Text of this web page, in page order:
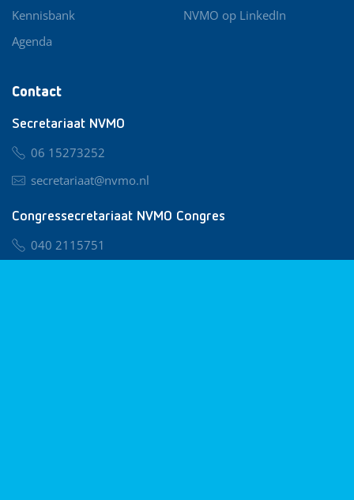
Contact
Secretariaat NVMO
06 15273252
secretariaat@nvmo.nl
Congressecretariaat NVMO Congres
040 2115751
Kennisbank
Agenda
NVMO op LinkedIn